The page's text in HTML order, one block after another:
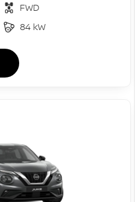
FWD
84 kW